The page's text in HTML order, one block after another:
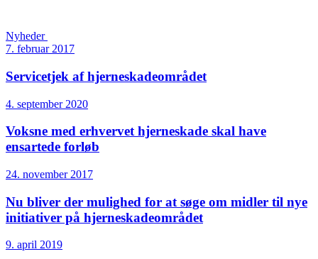
Nyheder
7. februar 2017
Servicetjek af hjerneskade­området
4. september 2020
Voksne med erhvervet hjerneskade skal have
ensartede forløb
24. november 2017
Nu bliver der mulighed for at søge om midler til nye
initiativer på hjerneskade­området
9. april 2019